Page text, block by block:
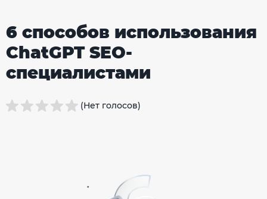
6 способов использования
ChatGPT SEO-
специалистами
(Нет голосов)